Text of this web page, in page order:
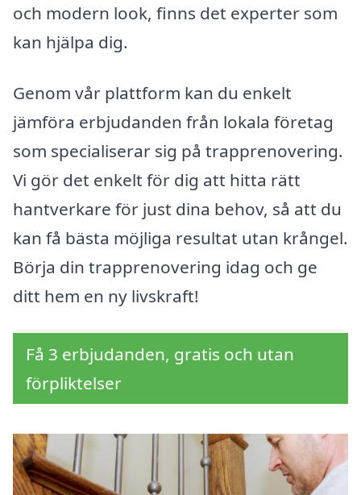
och modern look, finns det experter som
kan hjälpa dig.
Genom vår plattform kan du enkelt
jämföra erbjudanden från lokala företag
som specialiserar sig på trapprenovering.
Vi gör det enkelt för dig att hitta rätt
hantverkare för just dina behov, så att du
kan få bästa möjliga resultat utan krångel.
Börja din trapprenovering idag och ge
ditt hem en ny livskraft!
Få 3 erbjudanden, gratis och utan
förpliktelser